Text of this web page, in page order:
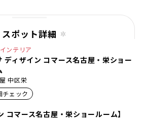
スポット詳細
ンテリア
ディザイン コマース名古屋・栄ショー
中区栄
チェック
コマース名古屋・栄ショールーム】